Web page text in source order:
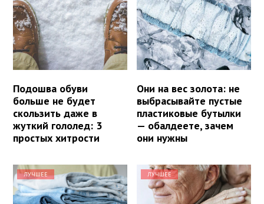
Подошва обуви
больше не будет
скользить даже в
жуткий гололед: 3
простых хитрости
Они на вес золота: не
выбрасывайте пустые
пластиковые бутылки
— обалдеете, зачем
они нужны
ЛУЧШЕЕ ЛУЧШЕЕ